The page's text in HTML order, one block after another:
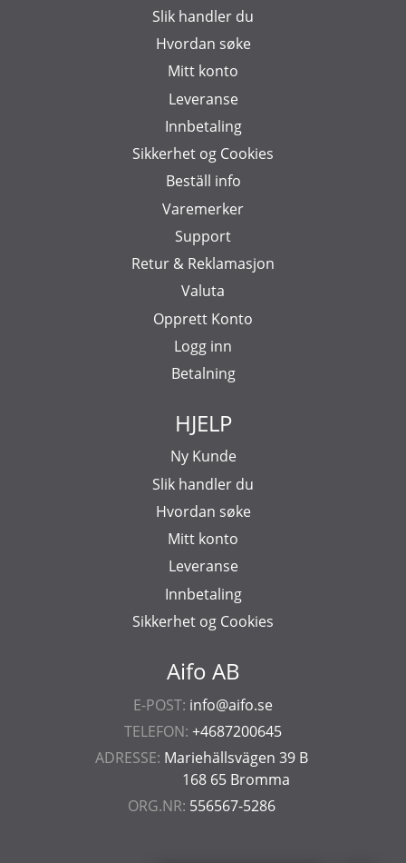
Aifo AB
E-POST: info@aifo.se
TELEFON: +4687200645
ADRESSE: Mariehällsvägen 39 B
168 65 Bromma
ORG.NR: 556567-5286
Slik handler du
Hvordan søke
Mitt konto
Leveranse
Innbetaling
Sikkerhet og Cookies
Beställ info
Varemerker
Support
Retur & Reklamasjon
Valuta
Opprett Konto
Logg inn
Betalning
HJELP
Ny Kunde
Slik handler du
Hvordan søke
Mitt konto
Leveranse
Innbetaling
Sikkerhet og Cookies